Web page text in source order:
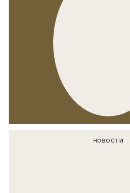
НОВОСТИ